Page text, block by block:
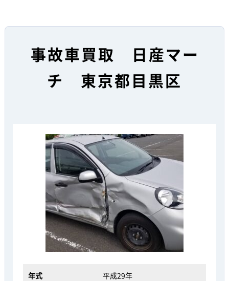
事故車買取 日産マー
チ 東京都目黒区
年式 平成29年